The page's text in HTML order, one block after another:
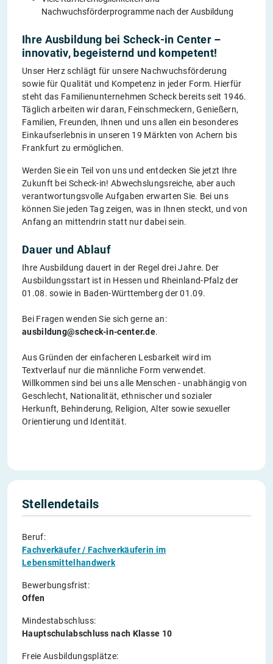
Nachwuchsförderprogramme nach der Ausbildung
Ihre Ausbildung bei Scheck-in Center –
innovativ, begeisternd und kompetent!
Unser Herz schlägt für unsere Nachwuchsförderung
sowie für Qualität und Kompetenz in jeder Form. Hierfür
steht das Familienunternehmen Scheck bereits seit 1946.
Täglich arbeiten wir daran, Feinschmeckern, Genießern,
Familien, Freunden, Ihnen und uns allen ein besonderes
Einkaufserlebnis in unseren 19 Märkten von Achern bis
Frankfurt zu ermöglichen.
Werden Sie ein Teil von uns und entdecken Sie jetzt Ihre
Zukunft bei Scheck-in! Abwechslungsreiche, aber auch
verantwortungsvolle Aufgaben erwarten Sie. Bei uns
können Sie jeden Tag zeigen, was in Ihnen steckt, und von
Anfang an mittendrin statt nur dabei sein.
Dauer und Ablauf
Ihre Ausbildung dauert in der Regel drei Jahre. Der
Ausbildungsstart ist in Hessen und Rheinland-Pfalz der
01.08. sowie in Baden-Württemberg der 01.09.
Bei Fragen wenden Sie sich gerne an:
ausbildung@scheck-in-center.de.
Aus Gründen der einfacheren Lesbarkeit wird im
Textverlauf nur die männliche Form verwendet.
Willkommen sind bei uns alle Menschen - unabhängig von
Geschlecht, Nationalität, ethnischer und sozialer
Herkunft, Behinderung, Religion, Alter sowie sexueller
Orientierung und Identität.
Stellendetails
Beruf:
Fachverkäufer / Fachverkäuferin im
Lebensmittelhandwerk
Bewerbungsfrist:
Offen
Mindestabschluss:
Hauptschulabschluss nach Klasse 10
Freie Ausbildungsplätze: